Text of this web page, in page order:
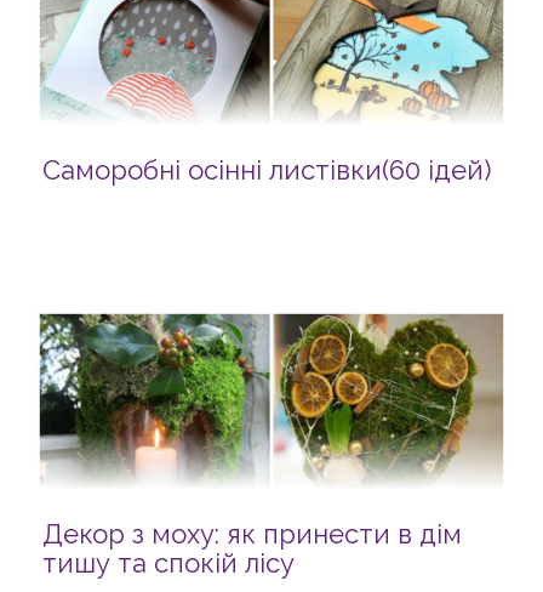
Саморобні осінні листівки(60 ідей)
Декор з моху: як принести в дім
тишу та спокій лісу